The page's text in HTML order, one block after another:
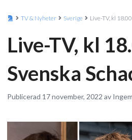
TV & Nyheter Sverige Live-TV, kl
Live-TV, kl
Svenska
Publicerad 17 november, 2022 av